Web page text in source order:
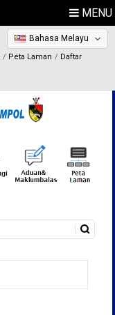
MENU
Peta Laman Daftar
Bahasa Melayu